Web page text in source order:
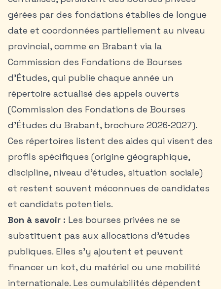
gérées par des fondations établies de longue
date et coordonnées partiellement au niveau
provincial, comme en Brabant via la
Commission des Fondations de Bourses
d’Études, qui publie chaque année un
répertoire actualisé des appels ouverts
(Commission des Fondations de Bourses
d’Études du Brabant, brochure 2026‑2027).
Ces répertoires listent des aides qui visent des
profils spécifiques (origine géographique,
discipline, niveau d’études, situation sociale)
et restent souvent méconnues de candidates
et candidats potentiels.
Bon à savoir : Les bourses privées ne se
substituent pas aux allocations d’études
publiques. Elles s’y ajoutent et peuvent
financer un kot, du matériel ou une mobilité
internationale. Les cumulabilités dépendent